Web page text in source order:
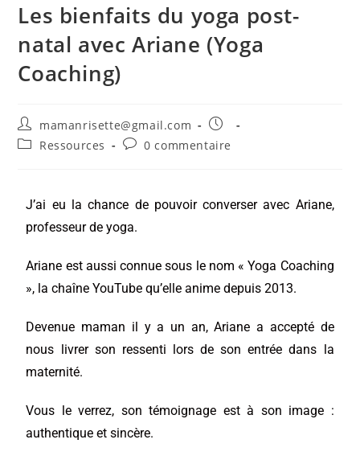
Les bienfaits du yoga post-
natal avec Ariane (Yoga
Coaching)
mamanrisette@gmail.com
Ressources
0 commentaire
J’ai eu la chance de pouvoir converser avec Ariane,
professeur de yoga.
Ariane est aussi connue sous le nom « Yoga Coaching
», la chaîne YouTube qu’elle anime depuis 2013.
Devenue maman il y a un an, Ariane a accepté de
nous livrer son ressenti lors de son entrée dans la
maternité.
Vous le verrez, son témoignage est à son image :
authentique et sincère.